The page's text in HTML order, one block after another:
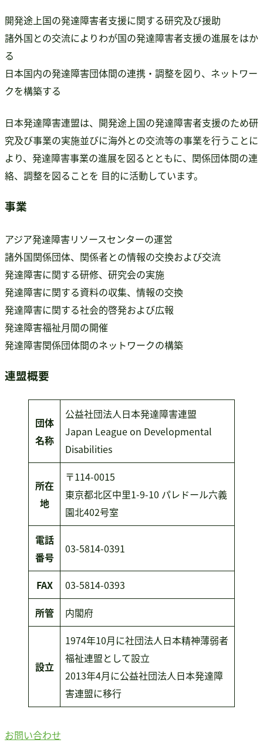
開発途上国の発達障害者支援に関する研究及び援助
諸外国との交流によりわが国の発達障害者支援の進展をはか
る
日本国内の発達障害団体間の連携・調整を図り、ネットワー
クを構築する
日本発達障害連盟は、開発途上国の発達障害者支援のため研
究及び事業の実施並びに海外との交流等の事業を行うことに
より、発達障害事業の進展を図るとともに、関係団体間の連
絡、調整を図ることを 目的に活動しています。
事業
アジア発達障害リソースセンターの運営
諸外国関係団体、関係者との情報の交換および交流
発達障害に関する研修、研究会の実施
発達障害に関する資料の収集、情報の交換
発達障害に関する社会的啓発および広報
発達障害福祉月間の開催
発達障害関係団体間のネットワークの構築
連盟概要
団体
名称
公益社団法人日本発達障害連盟
Japan League on Developmental
Disabilities
所在
地
〒114-0015
東京都北区中里1-9-10 パレドール六義
園北402号室
電話
番号
03-5814-0391
FAX
03-5814-0393
所管
内閣府
設立
1974年10月に社団法人日本精神薄弱者
福祉連盟として設立
2013年4月に公益社団法人日本発達障
害連盟に移行
お問い合わせ